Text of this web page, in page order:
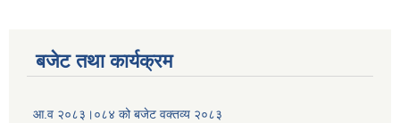
बजेट तथा कार्यक्रम
आ.व २०८३।०८४ को बजेट वक्तव्य २०८३